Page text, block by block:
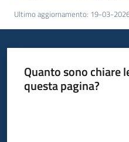
Ultimo aggiornamento: 19-03-
Quanto sono chiare
questa pagina?